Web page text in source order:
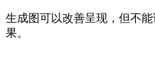
生成图可以改善呈现，但不
果。